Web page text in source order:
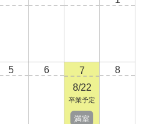
5 6
7
8/22
卒業予定
満室
8